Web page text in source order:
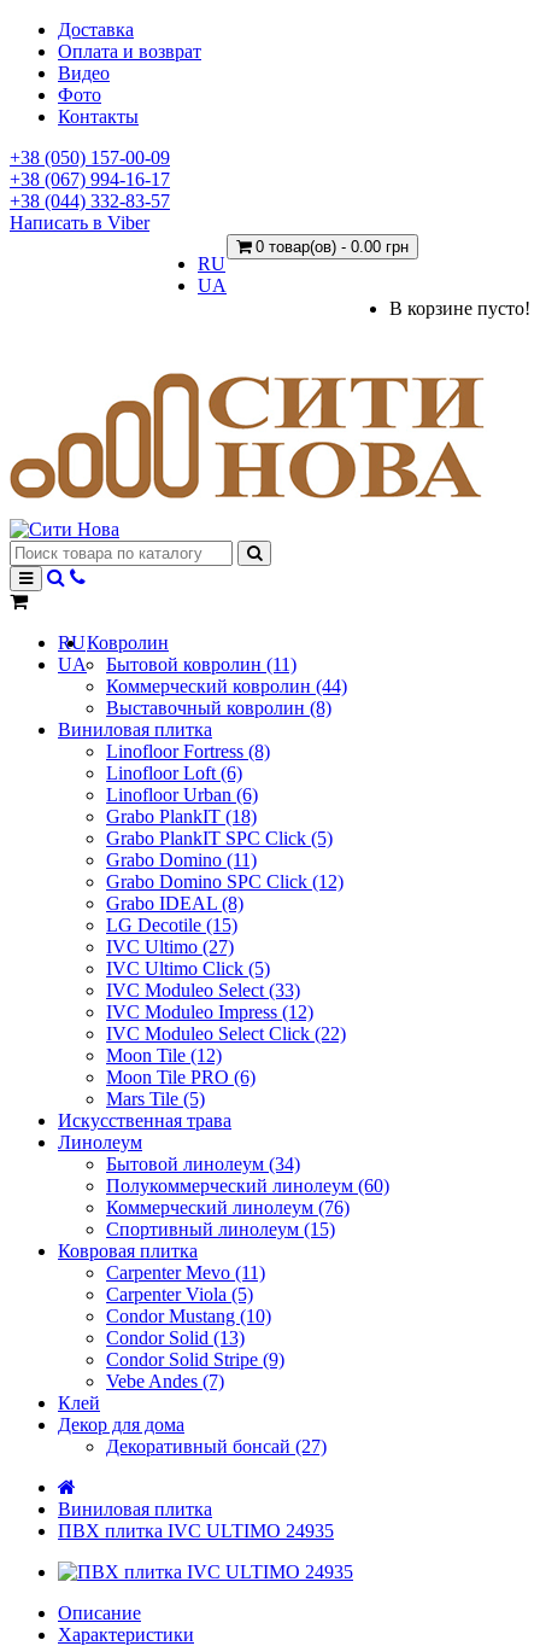
Доставка
Оплата и возврат
Видео
Фото
Контакты
+38 (050) 157-00-09
+38 (067) 994-16-17
+38 (044) 332-83-57
Написать в Viber
RU
UA
0 товар(ов) - 0.00 грн
В корзине пусто!
RU
UA
Ковролин
Бытовой ковролин (11)
Коммерческий ковролин (44)
Выставочный ковролин (8)
Виниловая плитка
Linofloor Fortress (8)
Linofloor Loft (6)
Linofloor Urban (6)
Grabo PlankIT (18)
Grabo PlankIT SPC Click (5)
Grabo Domino (11)
Grabo Domino SPC Click (12)
Grabo IDEAL (8)
LG Decotile (15)
IVC Ultimo (27)
IVC Ultimo Click (5)
IVC Moduleo Select (33)
IVC Moduleo Impress (12)
IVC Moduleo Select Click (22)
Moon Tile (12)
Moon Tile PRO (6)
Mars Tile (5)
Искусcтвенная трава
Линолеум
Бытовой линолеум (34)
Полукоммерческий линолеум (60)
Коммерческий линолеум (76)
Спортивный линолеум (15)
Ковровая плитка
Carpenter Mevo (11)
Carpenter Viola (5)
Condor Mustang (10)
Condor Solid (13)
Condor Solid Stripe (9)
Vebe Andes (7)
Клей
Декор для дома
Декоративный бонсай (27)
Виниловая плитка
ПВХ плитка IVC ULTIMO 24935
Описание
Характеристики